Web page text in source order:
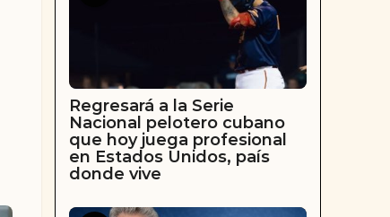
Regresará a la Serie
Nacional pelotero cubano
que hoy juega profesional
en Estados Unidos, país
donde vive